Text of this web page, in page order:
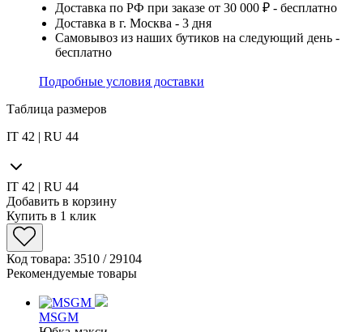
Доставка по РФ при заказе от 30 000 ₽ - бесплатно
Доставка в г. Москва - 3 дня
Самовывоз из наших бутиков на следующий день -
бесплатно
Подробные условия доставки
Таблица размеров
IT 42 | RU 44
IT 42 | RU 44
Добавить в корзину
Купить в 1 клик
Код товара: 3510 / 29104
Рекомендуемые товары
MSGM